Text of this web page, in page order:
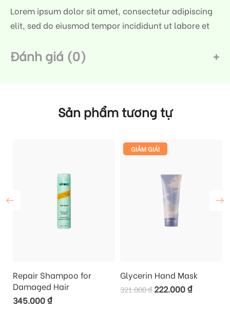
Lorem ipsum dolor sit amet, consectetur adipiscing
elit, sed do eiusmod tempor incididunt ut labore et
Đánh giá (0)
Sản phẩm tương tự
Repair Shampoo for
Damaged Hair
345.000₫
GIẢM GIÁ!
Glycerin Hand Mask
321.000₫ 222.000₫